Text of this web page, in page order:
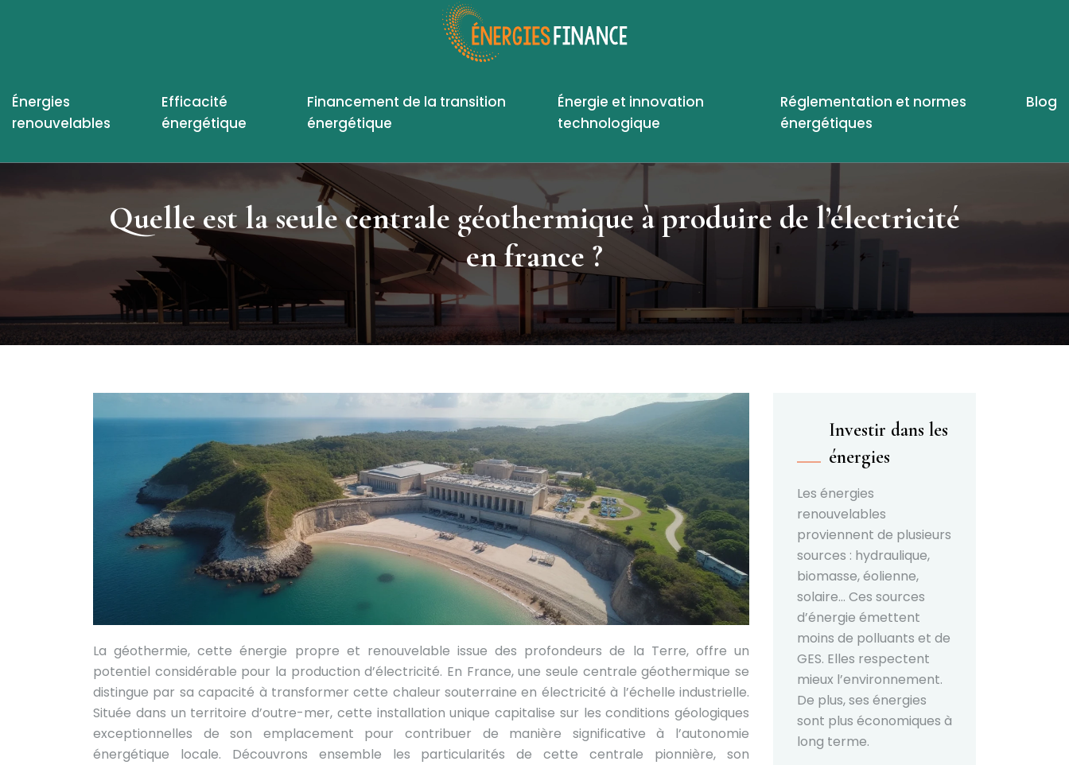
Énergies
renouvelables
Efficacité
énergétique
Financement de la transition
énergétique
Énergie et innovation
technologique
Réglementation et normes
énergétiques
Blog
Quelle est la seule centrale géothermique à produire de l’électricité
en france ?
La géothermie, cette énergie propre et renouvelable issue des profondeurs de la Terre, offre un
potentiel considérable pour la production d’électricité. En France, une seule centrale géothermique se
distingue par sa capacité à transformer cette chaleur souterraine en électricité à l’échelle industrielle.
Située dans un territoire d’outre-mer, cette installation unique capitalise sur les conditions géologiques
exceptionnelles de son emplacement pour contribuer de manière significative à l’autonomie
énergétique locale. Découvrons ensemble les particularités de cette centrale pionnière, son
Investir dans les
énergies
Les énergies
renouvelables
proviennent de plusieurs
sources : hydraulique,
biomasse, éolienne,
solaire… Ces sources
d’énergie émettent
moins de polluants et de
GES. Elles respectent
mieux l’environnement.
De plus, ses énergies
sont plus économiques à
long terme.